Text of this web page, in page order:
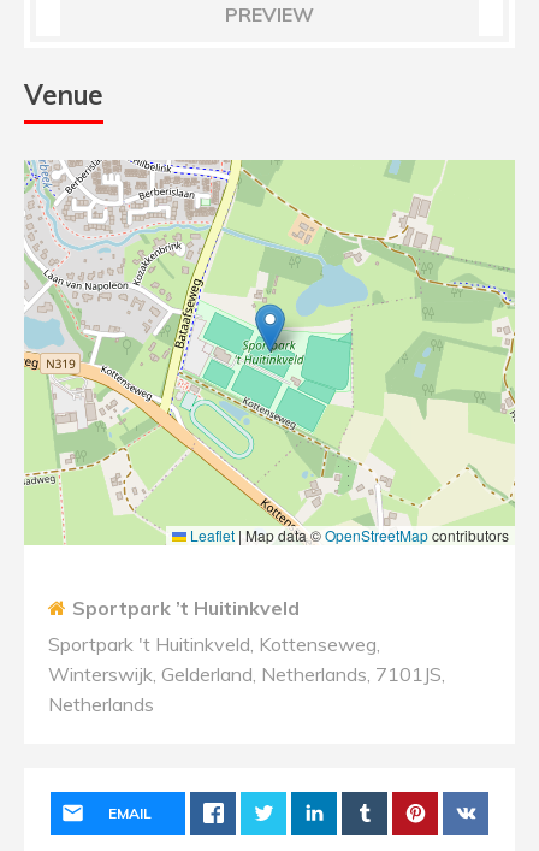
PREVIEW
Venue
Leaflet | Map data ©OpenStreetMapcontributors
Sportpark ’t Huitinkveld
Sportpark 't Huitinkveld, Kottenseweg,
Winterswijk, Gelderland, Netherlands, 7101JS,
Netherlands
EMAIL